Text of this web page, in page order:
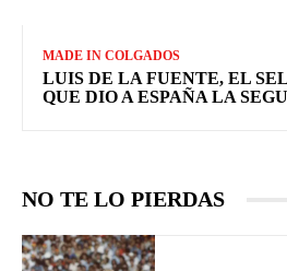
MADE IN COLGADOS
LUIS DE LA FUENTE, EL
QUE DIO A ESPAÑA LA
NO TE LO PIERDAS